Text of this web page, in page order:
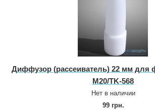
Диффузор (рассеиватель) 22 мм для
M20/TK‑568
Нет в наличии
99 грн.